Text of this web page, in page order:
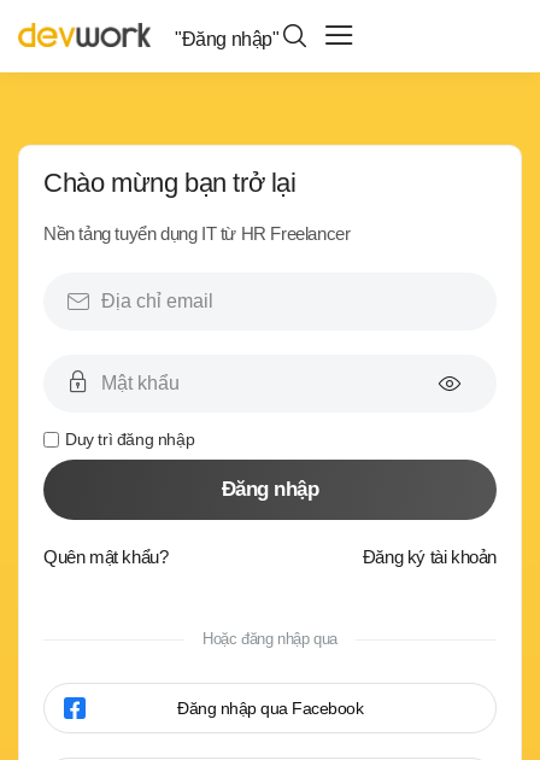
"Đăng nhập"
Chào mừng bạn trở lại
Nền tảng tuyển dụng IT từ HR Freelancer
Duy trì đăng nhập
Đăng nhập
Quên mật khẩu? Đăng ký tài khoản
Hoặc đăng nhập qua
Đăng nhập qua Facebook